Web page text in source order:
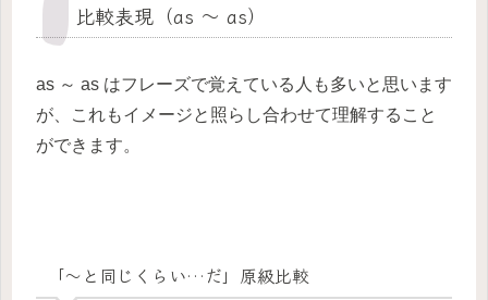
比較表現（as ～ as）
as ～ as はフレーズで覚えている人も多いと思います
が、これもイメージと照らし合わせて理解すること
ができます。
「～と同じくらい…だ」原級比較